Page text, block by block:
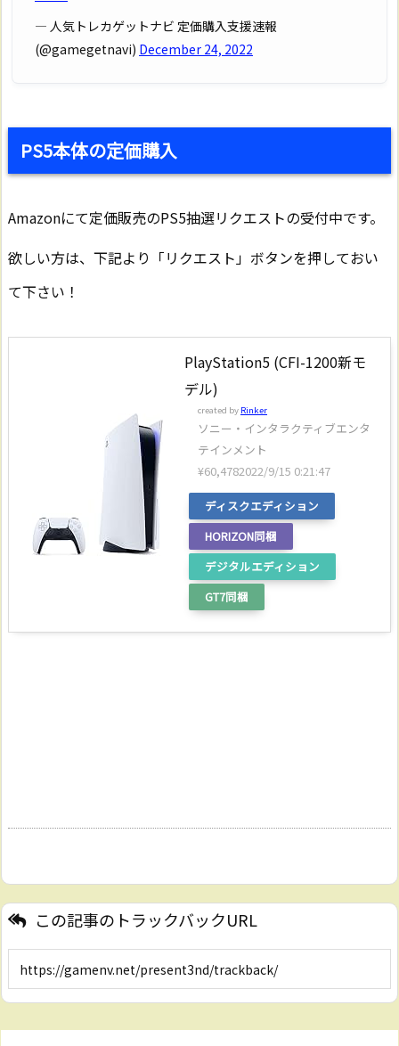
— 人気トレカゲットナビ 定価購入支援速報
(@gamegetnavi) December 24, 2022
PS5本体の定価購入
Amazonにて定価販売のPS5抽選リクエストの受付中です。
欲しい方は、下記より「リクエスト」ボタンを押しておい
て下さい！
PlayStation5 (CFI-1200新モ
デル)
created by Rinker
ソニー・インタラクティブエンタ
テインメント
¥60,4782022/9/15 0:21:47
ディスクエディション
HORIZON同梱
デジタルエディション
GT7同梱
この記事のトラックバックURL